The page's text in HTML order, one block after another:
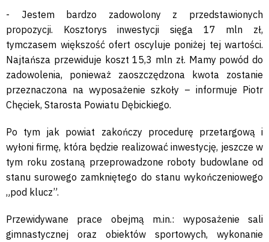
- Jestem bardzo zadowolony z przedstawionych
propozycji. Kosztorys inwestycji sięga 17 mln zł,
tymczasem większość ofert oscyluje poniżej tej wartości.
Najtańsza przewiduje koszt 15,3 mln zł. Mamy powód do
zadowolenia, ponieważ zaoszczędzona kwota zostanie
przeznaczona na wyposażenie szkoły – informuje Piotr
Chęciek, Starosta Powiatu Dębickiego.
Po tym jak powiat zakończy procedurę przetargową i
wyłoni firmę, która będzie realizować inwestycję, jeszcze w
tym roku zostaną przeprowadzone roboty budowlane od
stanu surowego zamkniętego do stanu wykończeniowego
„pod klucz”.
Przewidywane prace obejmą m.in.: wyposażenie sali
gimnastycznej oraz obiektów sportowych, wykonanie